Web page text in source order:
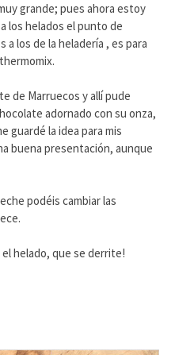
grande; pues ahora estoy
los helados el punto de
a los de la heladería , es para
de Marruecos y allí pude
adornado con su onza,
guardé la idea para mis
buena presentación, aunque
podéis cambiar las
helado, que se derrite!